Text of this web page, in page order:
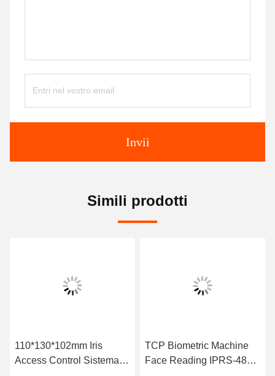
Invii
Simili prodotti
110*130*102mm Iris
Access Control Sistema di
TCP Biometric Machine
Face Reading IPRS-485